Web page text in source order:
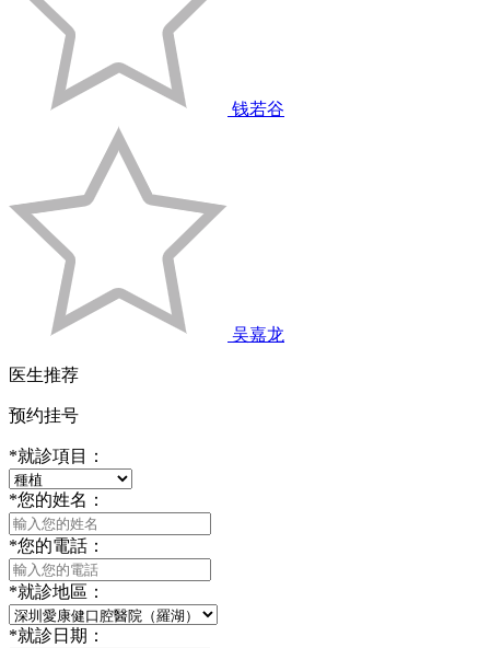
钱若谷
吴嘉龙
医生推荐
预约挂号
*就診項目：
*您的姓名：
*您的電話：
*就診地區：
*就診日期：